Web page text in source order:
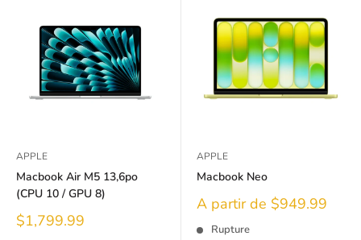
APPLE
Macbook Air M5 13,6po
(CPU 10 / GPU 8)
Prix
réduit
$1,799.99
APPLE
Macbook Neo
Prix
réduit
A partir de $949.99
Rupture